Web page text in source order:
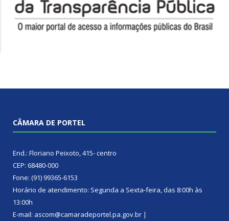
CÂMARA DE PORTEL
End.: Floriano Peixoto, 415- centro
CEP: 68480-000
Fone: (91) 99365-6153
Horário de atendimento: Segunda a Sexta-feira, das 8:00h às
13:00h
E-mail: ascom@camaradeportel.pa.gov.br |